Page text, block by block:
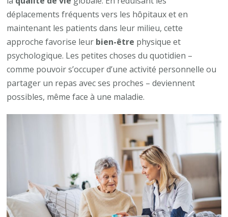
déplacements fréquents vers les hôpitaux et en
maintenant les patients dans leur milieu, cette
approche favorise leur bien-être physique et
psychologique. Les petites choses du quotidien –
comme pouvoir s’occuper d’une activité personnelle ou
partager un repas avec ses proches – deviennent
possibles, même face à une maladie.